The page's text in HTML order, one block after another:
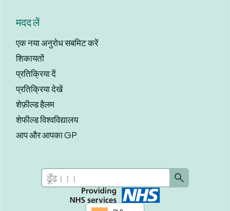
मदद लें
एक नया अनुरोध सबमिट करें
शिकायतों
प्रतिक्रिया दें
प्रतिक्रिया देखें
शेफ़ील्ड हैलम
शेफील्ड विश्वविद्यालय
आप और आपका GP